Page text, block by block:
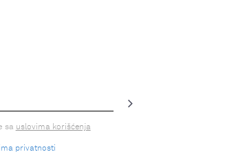
sa uslovima korišćenja
privatnosti